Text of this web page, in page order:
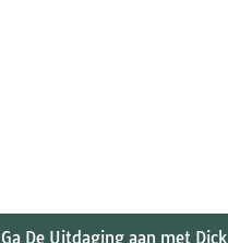
Ga De Uitdaging aan met Dick